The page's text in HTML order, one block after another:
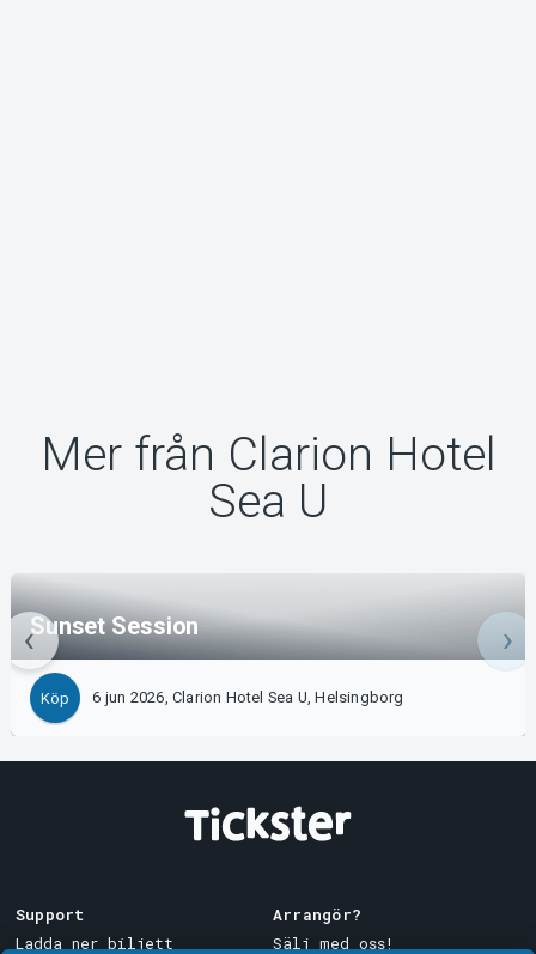
Mer från Clarion Hotel
Sea U
Sunset Session
Köp 6 jun 2026, Clarion Hotel Sea U, Helsingborg
Support
Ladda ner biljett
Arrangör?
Sälj med oss!